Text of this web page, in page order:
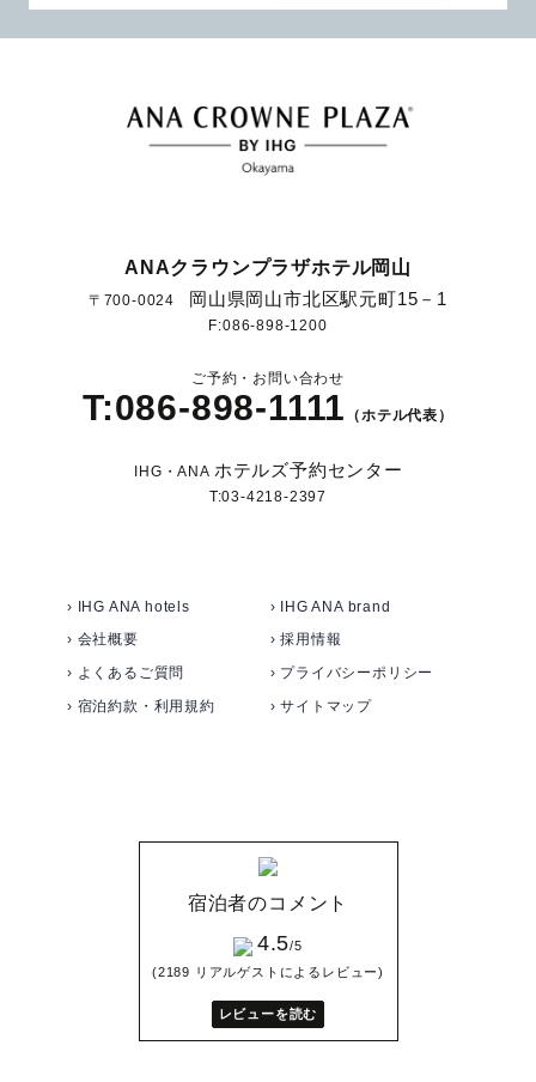
ANAクラウンプラザホテル岡山
〒700-0024 岡山県岡山市北区駅元町15－1
F:086-898-1200
ご予約・お問い合わせ
T:086-898-1111 （ホテル代表）
IHG・ANA ホテルズ予約センター
T:03-4218-2397
› IHG ANA hotels
› IHG ANA brand
› 会社概要
› 採用情報
› よくあるご質問
› プライバシーポリシー
› 宿泊約款・利用規約
› サイトマップ
宿泊者のコメント
4.5/5
(2189 リアルゲストによるレビュー)
レビューを読む